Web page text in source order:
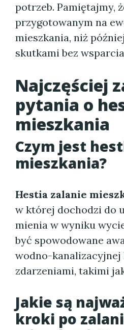
potrzeb. Pamiętajmy,
przygotowanym na
mieszkania, niż
skutkami bez
Najczęściej
pytania o
mieszkania
Czym jest
mieszkania?
Hestia zalanie
w której dochodzi do
mienia w wyniku
być spowodowane
wodno-
zdarzeniami, takimi
Jakie są
kroki po